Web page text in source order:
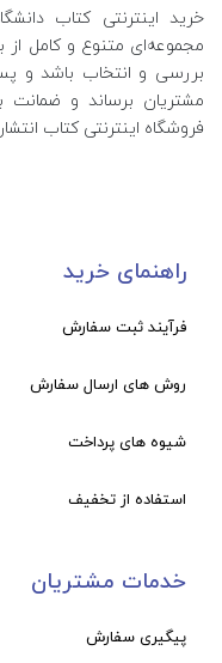
خرید اینترنتی کتاب‌
مجموعه‌ای متنوع و کامل از
بررسی و انتخاب باشد و
مشتریان برساند و
فروشگاه اینترنتی کتاب
راهنمای خرید
فرآیند ثبت سفارش
روش های ارسال سفارش
شیوه های پرداخت
استفاده از تخفیف
خدمات مشتریان
پیگیری سفارش